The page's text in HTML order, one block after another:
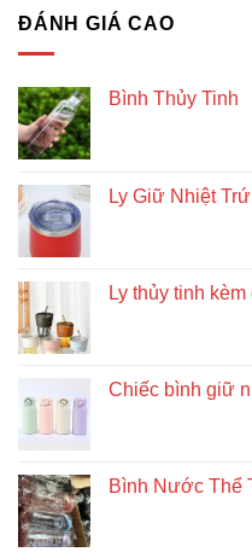
ĐÁNH GIÁ CAO
Bình Thủy Tinh
Ly Giữ Nhiệt
Ly thủy tinh
Chiếc bình giữ
Bình Nước Thể